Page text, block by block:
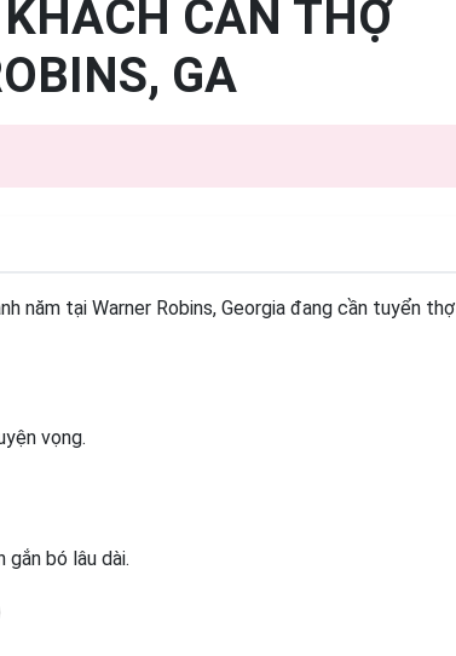
CẦN THỢ
GA
năm tại Warner Robins, Georgia đang cần tuyển thợ
vọng.
bó lâu dài.